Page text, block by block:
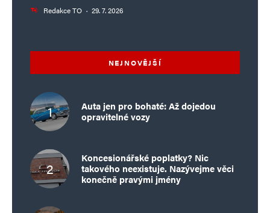
Redakce TO · 29. 7. 2026
NEJNOVĚJŠÍ
Auta jen pro bohaté: Až dojedou
opravitelné vozy
Koncesionářské poplatky? Nic
takového neexistuje. Nazývejme věci
konečně pravými jmény